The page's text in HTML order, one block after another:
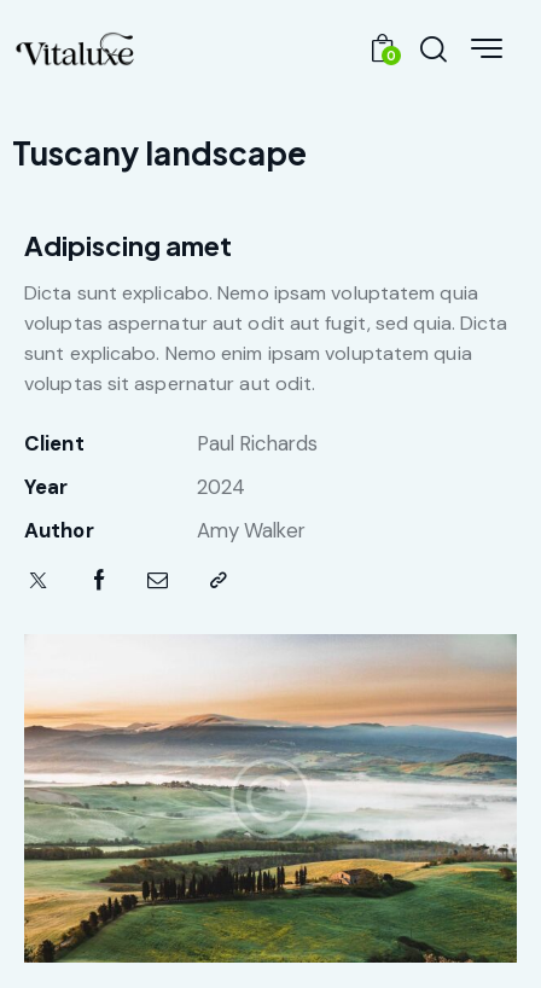
0
Tuscany landscape
Adipiscing amet
Dicta sunt explicabo. Nemo ipsam voluptatem quia
voluptas aspernatur aut odit aut fugit, sed quia. Dicta
sunt explicabo. Nemo enim ipsam voluptatem quia
voluptas sit aspernatur aut odit.
Client
Paul Richards
Year
2024
Author
Amy Walker